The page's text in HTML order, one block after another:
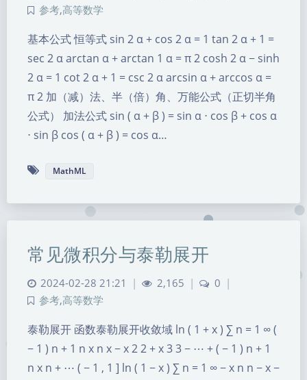
参考,高等数学
基本公式 恒等式 sin 2 α + cos 2 α = 1 tan 2 α + 1 =
sec 2 α arctan α + arctan 1 α = π 2 cosh 2 α − sinh
2 α = 1 cot 2 α + 1 = csc 2 α arcsin α + arccos α =
π 2 加（减）法、半（倍）角、万能公式（正切半角
公式） 加法公式 sin ( α + β ) = sin α ⋅ cos β + cos α
⋅ sin β cos ( α + β ) = cos α…
MathML
常见微积分与泰勒展开
2024-02-28 21:21 | 2,165 | 0 |
参考,高等数学
泰勒展开 函数泰勒展开收敛域 ln ( 1 + x ) ∑ n = 1 ∞ (
− 1 ) n + 1 n x n x − x 2 2 + x 3 3 − ⋯ + ( − 1 ) n + 1
n x n + ⋯ ( − 1 , 1 ] ln ( 1 − x ) ∑ n = 1 ∞ − x n n − x −